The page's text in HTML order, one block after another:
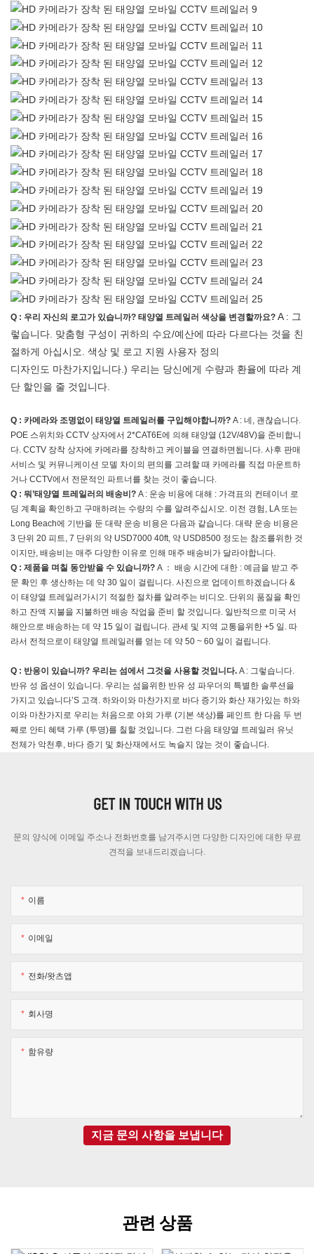
Q : 우리 자신의 로고가 있습니까? 태양열 트레일러 색상을 변경할까요? A : 그
렇습니다. 맞춤형 구성이 귀하의 수요/예산에 따라 다르다는 것을 친
절하게 아십시오. 색상 및 로고 지원 사용자 정의
디자인도 마찬가지입니다.) 우리는 당신에게 수량과 환율에 따라 계
단 할인을 줄 것입니다.
Q : 카메라와 조명없이 태양열 트레일러를 구입해야합니까? A : 네, 괜찮습니다.
POE 스위치와 CCTV 상자에서 2*CAT6E에 의해 태양열 (12V/48V)을 준비합니
다. CCTV 장착 상자에 카메라를 장착하고 케이블을 연결하면됩니다. 사후 판매
서비스 및 커뮤니케이션 모델 차이의 편의를 고려할 때 카메라를 직접 마운트하
거나 CCTV에서 전문적인 파트너를 찾는 것이 좋습니다.
Q : 뭐’태양열 트레일러의 배송비? A : 운송 비용에 대해 : 가격표의 컨테이너 로
딩 계획을 확인하고 구매하려는 수량의 수를 알려주십시오. 이전 경험, LA 또는
Long Beach에 기반을 둔 대략 운송 비용은 다음과 같습니다. 대략 운송 비용은
3 단위 20 피트, 7 단위의 약 USD7000 40ft, 약 USD8500 정도는 참조를위한 것
이지만, 배송비는 매주 다양한 이유로 인해 매주 배송비가 달라야합니다.
Q : 제품을 며칠 동안받을 수 있습니까? A ： 배송 시간에 대한 : 예금을 받고 주
문 확인 후 생산하는 데 약 30 일이 걸립니다. 사진으로 업데이트하겠습니다 &
이 태양열 트레일러가시기 적절한 절차를 알려주는 비디오. 단위의 품질을 확인
하고 잔액 지불을 지불하면 배송 작업을 준비 할 것입니다. 일반적으로 미국 서
해안으로 배송하는 데 약 15 일이 걸립니다. 관세 및 지역 교통을위한 +5 일. 따
라서 전적으로이 태양열 트레일러를 얻는 데 약 50 ~ 60 일이 걸립니다.
Q : 반응이 있습니까? 우리는 섬에서 그것을 사용할 것입니다. A : 그렇습니다.
반유 성 옵션이 있습니다. 우리는 섬을위한 반유 성 파우더의 특별한 솔루션을
가지고 있습니다’S 고객. 하와이와 마찬가지로 바다 증기와 화산 재가있는 하와
이와 마찬가지로 우리는 처음으로 야외 가루 (기본 색상)를 페인트 한 다음 두 번
째로 안티 혜택 가루 (투명)를 칠할 것입니다. 그런 다음 태양열 트레일러 유닛
전체가 악천후, 바다 증기 및 화산재에서도 녹슬지 않는 것이 좋습니다.
GET IN TOUCH WITH US
문의 양식에 이메일 주소나 전화번호를 남겨주시면 다양한 디자인에 대한 무료
견적을 보내드리겠습니다.
이름
이메일
전화/왓츠앱
회사명
함유량
지금 문의 사항을 보냅니다
관련 상품